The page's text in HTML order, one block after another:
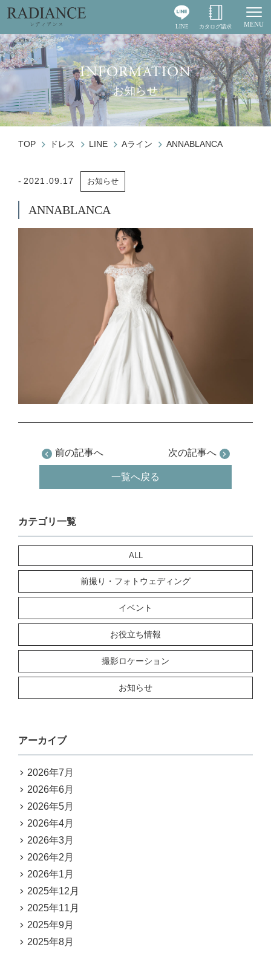
MENU
LINE カタログ請求
INFORMATION
お知らせ
TOP ドレス LINE Aライン ANNABLANCA
2021.09.17 お知らせ
ANNABLANCA
前の記事へ 次の記事へ
一覧へ戻る
カテゴリ一覧
ALL
前撮り・フォトウェディング
イベント
お役立ち情報
撮影ロケーション
お知らせ
アーカイブ
2026年7月
2026年6月
2026年5月
2026年4月
2026年3月
2026年2月
2026年1月
2025年12月
2025年11月
2025年9月
2025年8月